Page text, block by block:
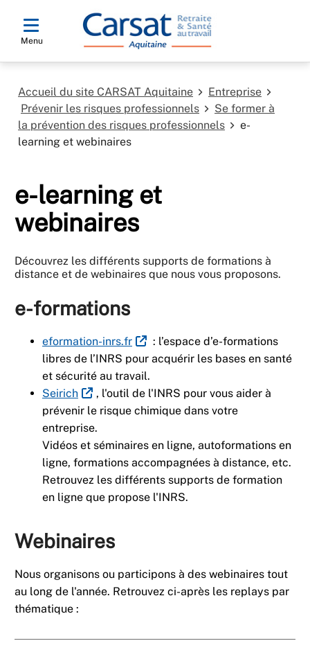
Menu
Accueil du site CARSAT Aquitaine
Entreprise
Prévenir les risques professionnels
Se former à
la prévention des risques professionnels
e-
learning et webinaires
e-learning et
webinaires
Découvrez les différents supports de formations à
distance et de webinaires que nous vous proposons.
e-formations
eformation-inrs.fr
: l’espace d’e-formations
libres de l’INRS pour acquérir les bases en santé
et sécurité au travail.
Seirich
, l'outil de l'INRS pour vous aider à
prévenir le risque chimique dans votre
entreprise.
Vidéos et séminaires en ligne, autoformations en
ligne, formations accompagnées à distance, etc.
Retrouvez les différents supports de formation
en ligne que propose l'INRS.
Webinaires
Nous organisons ou participons à des webinaires tout
au long de l'année. Retrouvez ci-après les replays par
thématique :